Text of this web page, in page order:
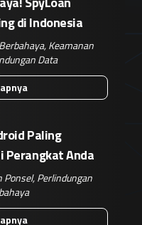
di Indonesia
,Keamanan
Data
Paling
Perangkat Anda
Ponsel,Perlindungan